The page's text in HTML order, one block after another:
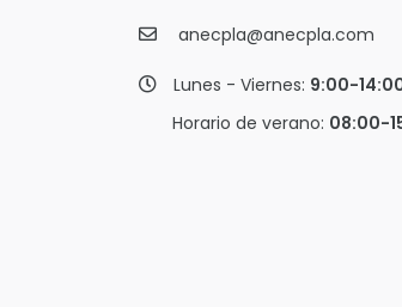
anecpla@anecpla.com
Lunes - Viernes: 9:00-
Horario de verano: 08:00-